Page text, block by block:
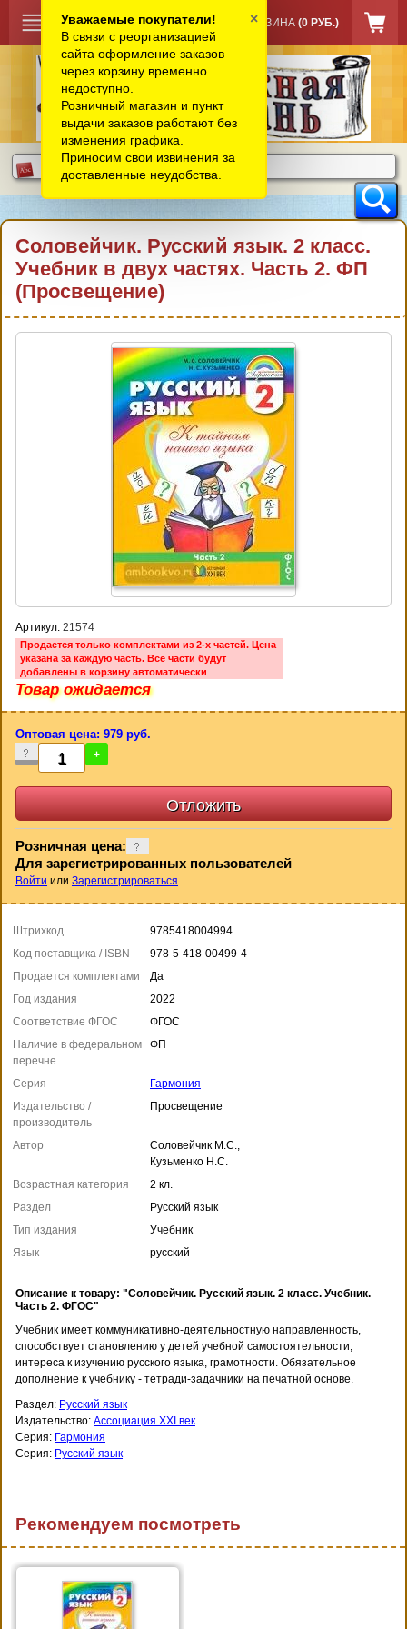
КОРЗИНА (0 РУБ.)
Соловейчик. Русский язык. 2 класс.
Учебник в двух частях. Часть 2. ФП
(Просвещение)
Артикул: 21574
Продается только комплектами из 2-х частей. Цена
указана за каждую часть. Все части будут
добавлены в корзину автоматически
Товар ожидается
Оптовая цена: 979 руб.
- +
Розничная цена:
Для зарегистрированных пользователей
Войти или Зарегистрироваться
Штрихкод
9785418004994
Код поставщика / ISBN
978-5-418-00499-4
Продается комплектами
Да
Год издания
2022
Соответствие ФГОС
ФГОС
Наличие в федеральном
перечне
ФП
Серия
Гармония
Издательство /
производитель
Просвещение
Автор
Соловейчик М.С.,
Кузьменко Н.С.
Возрастная категория
2 кл.
Раздел
Русский язык
Тип издания
Учебник
Язык
русский
Описание к товару: "Соловейчик. Русский язык. 2 класс. Учебник.
Часть 2. ФГОС"
Учебник имеет коммуникативно-деятельностную направленность,
способствует становлению у детей учебной самостоятельности,
интереса к изучению русского языка, грамотности. Обязательное
дополнение к учебнику - тетради-задачники на печатной основе.
Раздел: Русский язык
Издательство: Ассоциация XXI век
Серия: Гармония
Серия: Русский язык
Рекомендуем посмотреть
Уважаемые покупатели!
В связи с реорганизацией
сайта оформление заказов
через корзину временно
недоступно.
Розничный магазин и пункт
выдачи заказов работают без
изменения графика.
Приносим свои извинения за
доставленные неудобства.
×